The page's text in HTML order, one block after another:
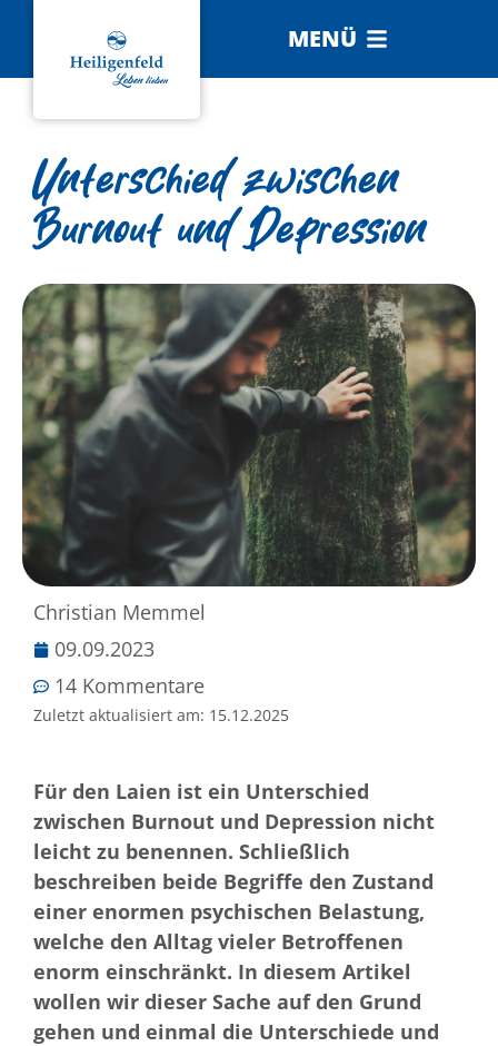
MENÜ
Unterschied zwischen
Burnout und Depression
Christian Memmel
09.09.2023
14 Kommentare
Zuletzt aktualisiert am: 15.12.2025
Für den Laien ist ein Unterschied
zwischen Burnout und Depression nicht
leicht zu benennen. Schließlich
beschreiben beide Begriffe den Zustand
einer enormen psychischen Belastung,
welche den Alltag vieler Betroffenen
enorm einschränkt. In diesem Artikel
wollen wir dieser Sache auf den Grund
gehen und einmal die Unterschiede und